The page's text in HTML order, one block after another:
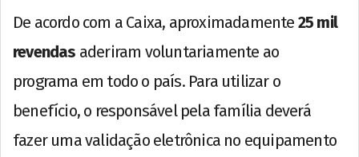
De acordo com a Caixa, aproximadamente 25 mil
revendas aderiram voluntariamente ao
programa em todo o país. Para utilizar o
benefício, o responsável pela família deverá
fazer uma validação eletrônica no equipamento